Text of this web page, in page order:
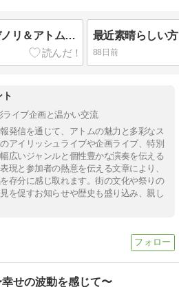
６月27日土曜日 大森ヒデノリ＆アトムマスター アイリッシュライヴですじゃぁ！ヽ(^o^)丿
88日前
ト
ライブ企画と温かい交流
発信を通じて、アトムの魅力と多彩なス
アイリッシュライブや企画ライブ、特別
広いジャンルと個性豊かな演奏を伝える
現と参加者の熱意を伝える文章により、
存分に感じ取れます。街の文化や祭りの
を促すお知らせや歴史も盛り込み、親し
せの波動を感じて〜